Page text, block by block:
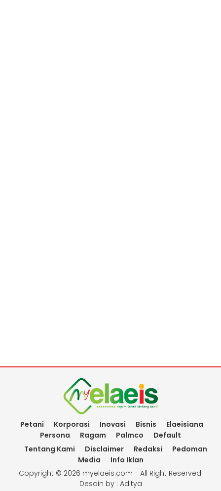
Petani Korporasi Inovasi Bisnis
Elaeisiana
Persona
Ragam Palmco
Default
Tentang Kami
Disclaimer Redaksi
Pedoman
Media
Info Iklan
Copyright © 2026 myelaeis.com - All Right Reserved.
Desain by : Aditya